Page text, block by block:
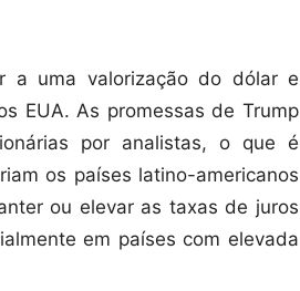
a uma valorização do dólar e
EUA. As promessas de Trump
por analistas, o que é
os países latino-americanos
ou elevar as taxas de juros
em países com elevada